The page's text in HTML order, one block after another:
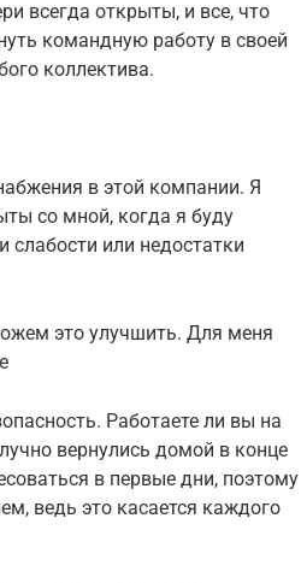
всегда открыты, и все, что
командную работу в своей
коллектива.
в этой компании. Я
со мной, когда я буду
или недостатки
это улучшить. Для меня
Работаете ли вы на
вернулись домой в конце
в первые дни, поэтому
ведь это касается каждого